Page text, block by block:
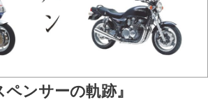
ペンサーの軌跡』